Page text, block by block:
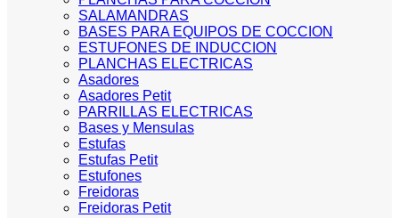
SALAMANDRAS
BASES PARA EQUIPOS DE COCCION
ESTUFONES DE INDUCCION
PLANCHAS ELECTRICAS
Asadores
Asadores Petit
PARRILLAS ELECTRICAS
Bases y Mensulas
Estufas
Estufas Petit
Estufones
Freidoras
Freidoras Petit